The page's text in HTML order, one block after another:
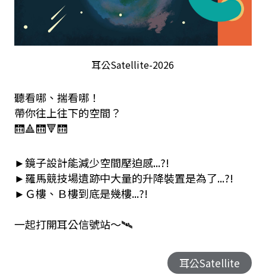
耳公Satellite-2026
聽看哪、揣看哪！
帶你往上往下的空間？
🛗🔺🛗🔻🛗
►鏡子設計能減少空間壓迫感...?!
►羅馬競技場遺跡中大量的升降裝置是為了...?!
►Ｇ樓、Ｂ樓到底是幾樓...?!
一起打開耳公信號站～🛰️
耳公Satellite